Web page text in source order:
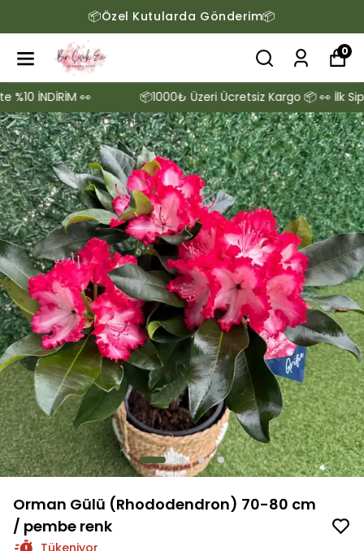
📦Özel Kutularda Gönderim📦
0
İNDİRİM 👀 📦1000₺ Üzeri Ücretsiz Kargo 📦 👀 İlk
Orman Gülü (Rhododendron) 70-80 cm
/ pembe renk
Tükeniyor